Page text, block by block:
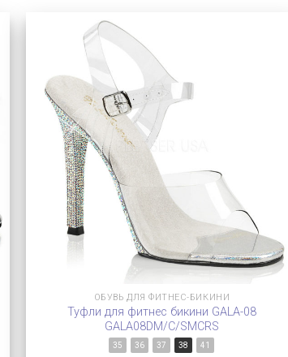
ОБУВЬ ДЛЯ ФИТНЕС-БИКИНИ
Туфли для фитнес бикини GALA-08
GALA08DM/C/SMCRS
35 36 37 38 41